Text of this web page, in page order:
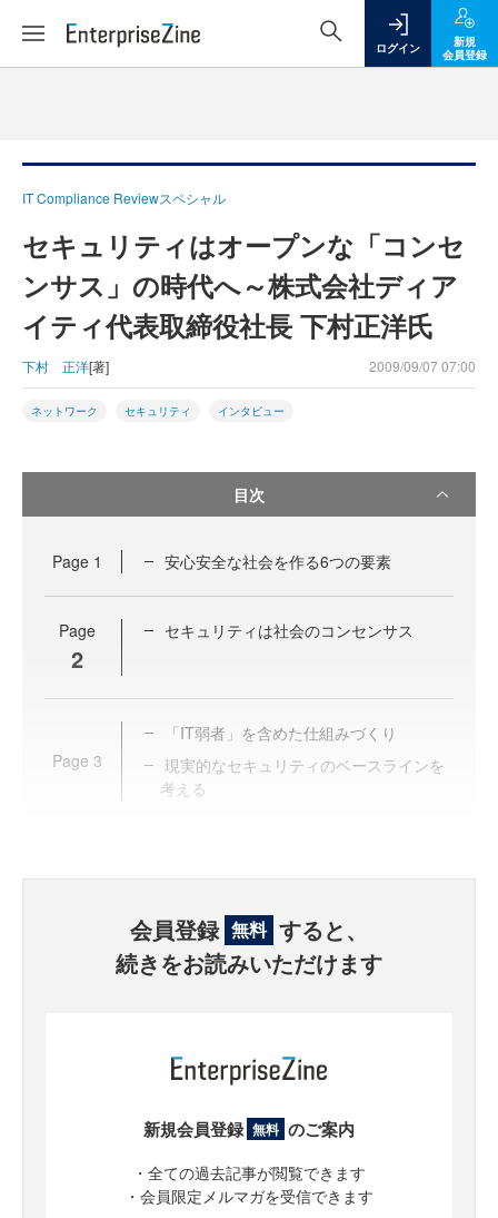
ログイン
新規
会員登録
IT Compliance Reviewスペシャル
セキュリティはオープンな「コンセ
ンサス」の時代へ～株式会社ディア
イティ代表取締役社長 下村正洋氏
下村 正洋[著] 2009/09/07 07:00
ネットワーク セキュリティ インタビュー
目次
Page 1 安心安全な社会を作る6つの要素
Page
2
セキュリティは社会のコンセンサス
Page 3
「IT弱者」を含めた仕組みづくり
現実的なセキュリティのベースラインを
考える
会員登録 無料 すると、
続きをお読みいただけます
新規会員登録 無料 のご案内
・全ての過去記事が閲覧できます
・会員限定メルマガを受信できます